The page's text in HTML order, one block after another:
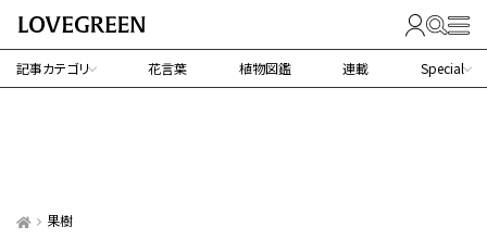
記事カテゴリ 花言葉 植物図鑑 連載 Special
果樹